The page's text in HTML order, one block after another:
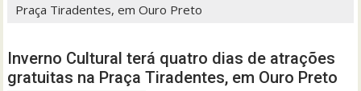
Praça Tiradentes, em Ouro Preto
Inverno Cultural terá quatro dias de atrações
gratuitas na Praça Tiradentes, em Ouro Preto